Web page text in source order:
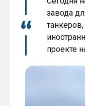
завода
проекте